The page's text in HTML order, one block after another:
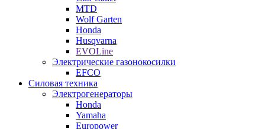
MTD
Wolf Garten
Honda
Husqvarna
EVOLine
Электрические газонокосилки
EFCO
Силовая техника
Электрогенераторы
Honda
Yamaha
Europower